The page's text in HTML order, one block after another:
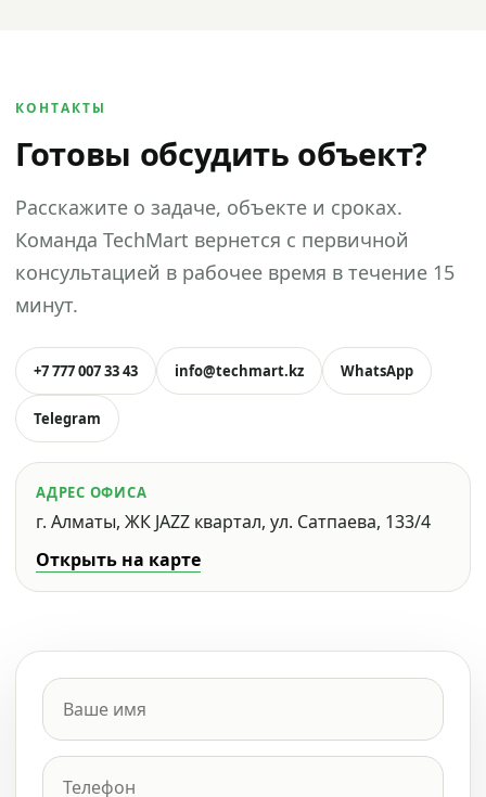
КОНТАКТЫ
Готовы обсудить объект?
Расскажите о задаче, объекте и сроках.
Команда TechMart вернется с первичной
консультацией в рабочее время в течение 15
минут.
+7 777 007 33 43 info@techmart.kz WhatsApp
Telegram
АДРЕС ОФИСА
г. Алматы, ЖК JAZZ квартал, ул. Сатпаева, 133/4
Открыть на карте